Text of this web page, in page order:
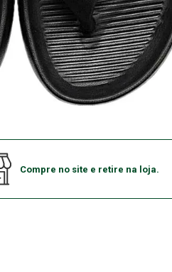
Compre no site e retire na loja.